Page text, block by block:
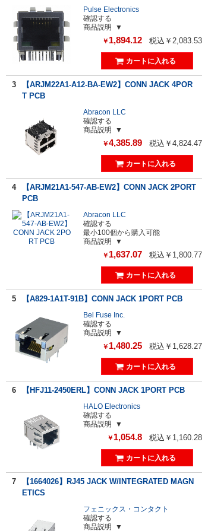
Pulse Electronics
確認する
商品説明
￥ 1,894.12 税込￥2,083.53
3
【ARJM22A1-A12-BA-EW2】CONN JACK 4POR
T PCB
Abracon LLC
確認する
商品説明
￥4,385.89 税込￥4,824.47
4
【ARJM21A1-547-AB-EW2】CONN JACK 2PORT
PCB
Abracon LLC
確認する
最小100個から購入可能
商品説明
￥ 1,637.07 税込￥1,800.77
5 【A829-1A1T-91B】CONN JACK 1PORT PCB
Bel Fuse Inc.
確認する
商品説明
￥ 1,480.25 税込￥1,628.27
6 【HFJ11-2450ERL】CONN JACK 1PORT PCB
HALO Electronics
確認する
商品説明
￥ 1,054.8 税込￥1,160.28
7
【1664026】RJ45 JACK W/INTEGRATED MAGN
ETICS
フェニックス・コンタクト
確認する
商品説明